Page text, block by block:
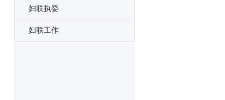
妇联执委
妇联工作